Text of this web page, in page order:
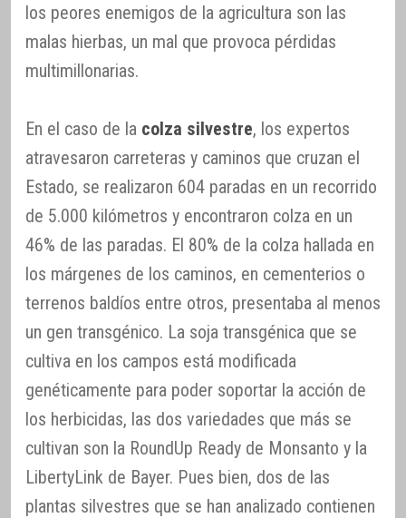
los peores enemigos de la agricultura son las
malas hierbas, un mal que provoca pérdidas
multimillonarias.
En el caso de la colza silvestre, los expertos
atravesaron carreteras y caminos que cruzan el
Estado, se realizaron 604 paradas en un recorrido
de 5.000 kilómetros y encontraron colza en un
46% de las paradas. El 80% de la colza hallada en
los márgenes de los caminos, en cementerios o
terrenos baldíos entre otros, presentaba al menos
un gen transgénico. La soja transgénica que se
cultiva en los campos está modificada
genéticamente para poder soportar la acción de
los herbicidas, las dos variedades que más se
cultivan son la RoundUp Ready de Monsanto y la
LibertyLink de Bayer. Pues bien, dos de las
plantas silvestres que se han analizado contienen